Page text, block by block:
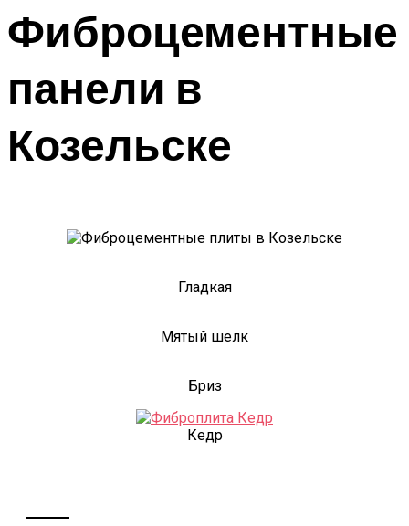
Фиброцементные
панели в
Козельске
Гладкая
Мятый шелк
Бриз
Кедр